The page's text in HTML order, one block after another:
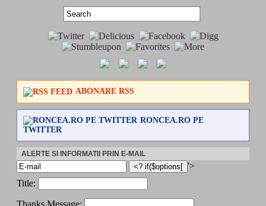
ABONARE RSS
RONCEA.RO PE
TWITTER
ALERTE SI INFORMATII PRIN E-MAIL
'>
Title: